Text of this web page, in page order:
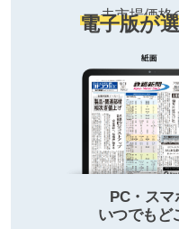
去市場価格
電子版が
PC・ス
いつでもど